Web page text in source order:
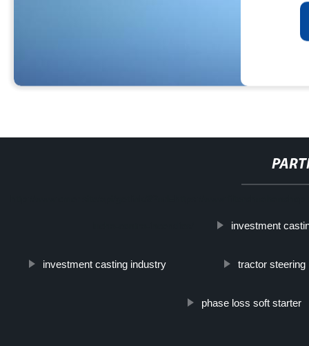
investment
investment casting industry tractor steering
phase loss soft starter